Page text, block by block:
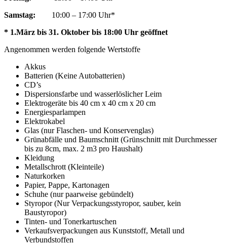
Samstag:
10:00 – 17:00 Uhr*
* 1.März bis 31. Oktober bis 18:00 Uhr geöffnet
Angenommen werden folgende Wertstoffe
Akkus
Batterien (Keine Autobatterien)
CD’s
Dispersionsfarbe und wasserlöslicher Leim
Elektrogeräte bis 40 cm x 40 cm x 20 cm
Energiesparlampen
Elektrokabel
Glas (nur Flaschen- und Konservenglas)
Grünabfälle und Baumschnitt (Grünschnitt mit Durchmesser
bis zu 8cm, max. 2 m3 pro Haushalt)
Kleidung
Metallschrott (Kleinteile)
Naturkorken
Papier, Pappe, Kartonagen
Schuhe (nur paarweise gebündelt)
Styropor (Nur Verpackungsstyropor, sauber, kein
Baustyropor)
Tinten- und Tonerkartuschen
Verkaufsverpackungen aus Kunststoff, Metall und
Verbundstoffen